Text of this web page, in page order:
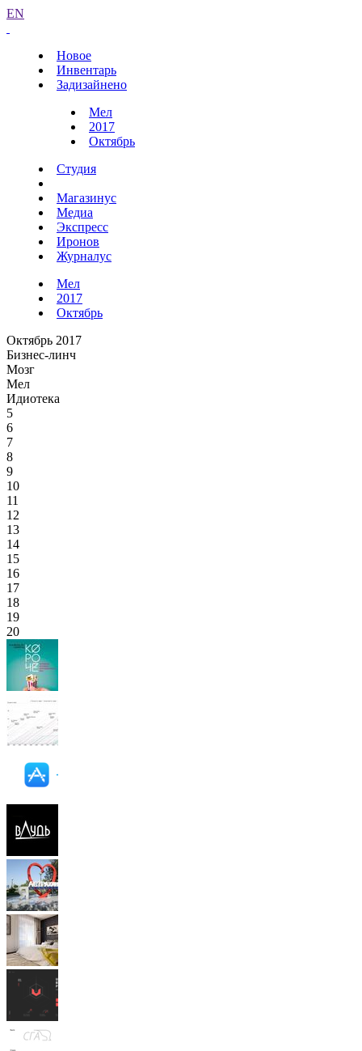
EN
Новое
Инвентарь
Задизайнено
Мел
2017
Октябрь
Студия
Магазинус
Медиа
Экспресс
Иронов
Журналус
Мел
2017
Октябрь
Октябрь 2017
Бизнес-линч
Мозг
Мел
Идиотека
5
6
7
8
9
10
11
12
13
14
15
16
17
18
19
20